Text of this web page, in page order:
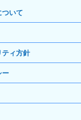
ついて
ティ方針
ー